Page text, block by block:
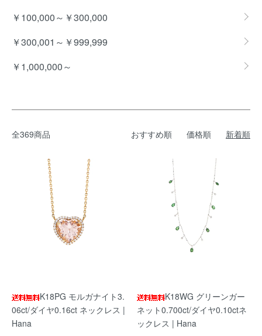
￥100,000～￥300,000
￥300,001～￥999,999
￥1,000,000～
全369商品 おすすめ順 価格順 新着順
K18PG モルガナイト3.
06ct/ダイヤ0.16ct ネックレス |
Hana
K18WG グリーンガー
ネット0.700ct/ダイヤ0.10ctネ
ックレス | Hana